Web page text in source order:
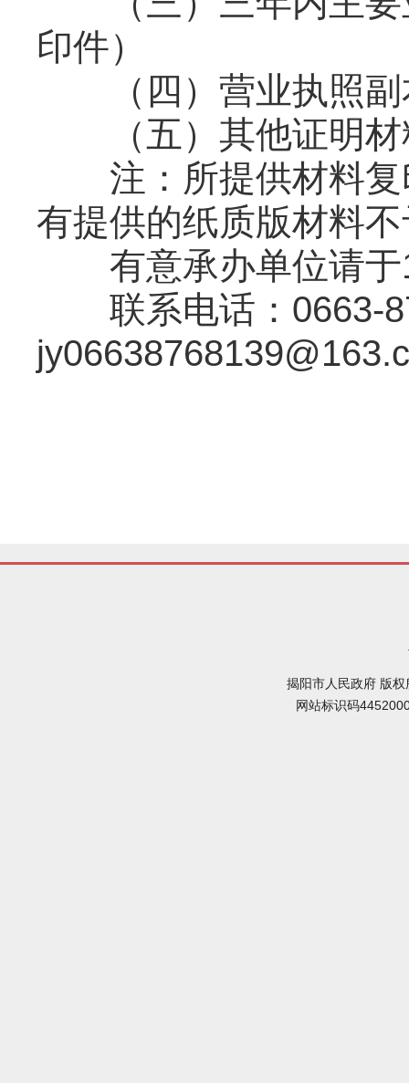
印件）
（四）营业执照副
（五）其他证明材
注：所提供材料复
有提供的纸质版材料
有意承办单位请于
联系电话：0663-
揭阳市人民政府 版
网站标识码